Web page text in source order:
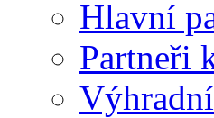
Hlavní
Partneři